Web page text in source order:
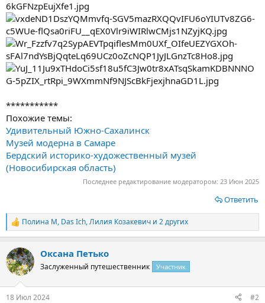
***********
Похожие темы:
Удивительный Южно-Сахалинск
Музей модерна в Самаре
Бердский историко-художественный музей
(Новосибирская область)
Последнее редактирование модератором: 23 Июн 2025
Ответить
Р
е
к
ц
и
Полина М, Das Ich,Лилия Козакевич и 2 других
Оксана Петько
Заслуженный путешественник Участник
18 Июл 2024 #2